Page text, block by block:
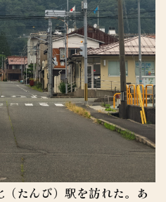
たんぴ）駅を訪れた。あ